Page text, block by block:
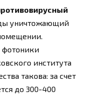
уничтожающий
фотоники
института
такова: за счет
до 300-400